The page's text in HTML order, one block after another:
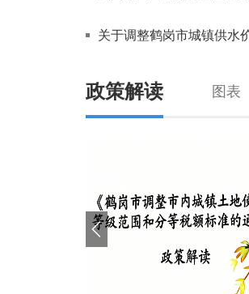
关于调整鹤岗市城镇供水
政策解读 图表